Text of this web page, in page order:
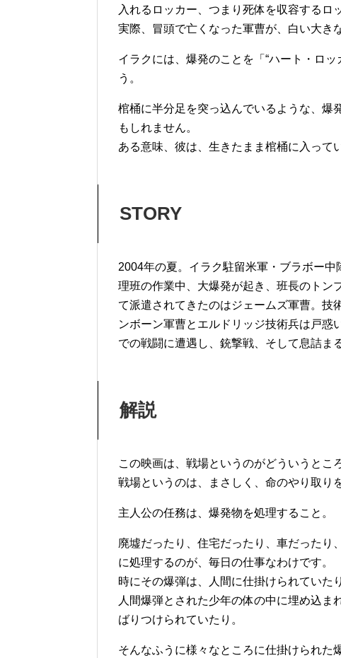
入れるロッカー、つまり死体を収容するロ
実際、冒頭で亡くなった軍曹が、白い大き
イラクには、爆発のことを「“ハート・ロ
う。
棺桶に半分足を突っ込んでいるような、爆
もしれません。
ある意味、彼は、生きたまま棺桶に入って
STORY
2004年の夏。イラク駐留米軍・ブラボー
理班の作業中、大爆発が起き、班長のトン
て派遣されてきたのはジェームズ軍曹。技
ンボーン軍曹とエルドリッジ技術兵は戸
での戦闘に遭遇し、銃撃戦、そして息詰ま
解説
この映画は、戦場というのがどういうとこ
戦場というのは、まさしく、命のやり取り
主人公の任務は、爆発物を処理すること。
廃墟だったり、住宅だったり、車だったり
に処理するのが、毎日の仕事なわけです。
時にその爆弾は、人間に仕掛けられていた
人間爆弾とされた少年の体の中に埋め込ま
ばりつけられていたり。
そんなふうに様々なところに仕掛けられた